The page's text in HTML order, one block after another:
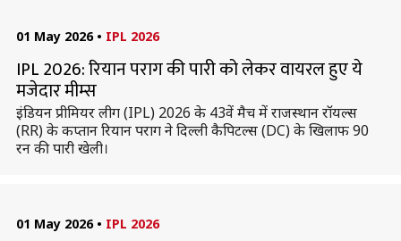
01 May 2026 • IPL 2026
IPL 2026: रियान पराग की पारी को लेकर वायरल हुए ये
मजेदार मीम्स
इंडियन प्रीमियर लीग (IPL) 2026 के 43वें मैच में राजस्थान रॉयल्स
(RR) के कप्तान रियान पराग ने दिल्ली कैपिटल्स (DC) के खिलाफ 90
रन की पारी खेली।
01 May 2026 • IPL 2026